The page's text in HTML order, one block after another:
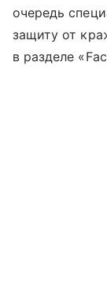
очередь
защиту от
в разделе